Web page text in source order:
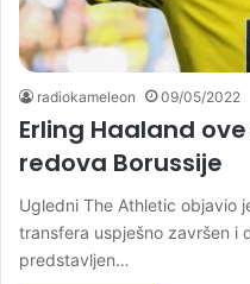
radiokameleon 09/05/2022
Erling Haaland
redova Borussije
Ugledni The Athletic objavio
transfera uspješno završen i
predstavljen…